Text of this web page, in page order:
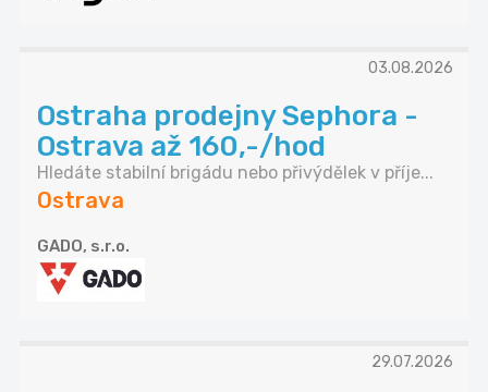
03.08.2026
Ostraha prodejny Sephora -
Ostrava až 160,-/hod
Hledáte stabilní brigádu nebo přivýdělek v příje...
Ostrava
GADO, s.r.o.
29.07.2026